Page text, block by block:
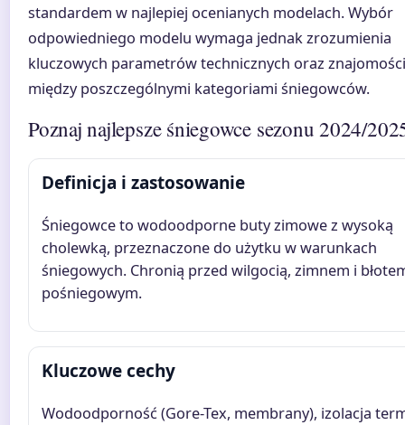
standardem w najlepiej ocenianych modelach. Wybór
odpowiedniego modelu wymaga jednak zrozumienia
kluczowych parametrów technicznych oraz
między poszczególnymi kategoriami śniegowców.
Poznaj najlepsze śniegowce sezonu 2024/
Definicja i zastosowanie
Śniegowce to wodoodporne buty zimowe z wysoką
cholewką, przeznaczone do użytku w warunkach
śniegowych. Chronią przed wilgocią, zimnem i
pośniegowym.
Kluczowe cechy
Wodoodporność (Gore-Tex, membrany), izolacja